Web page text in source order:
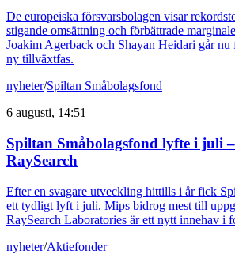
De europeiska försvarsbolagen visar
stigande omsättning och förbättrade
Joakim Agerback och Shayan Heidari går nu
ny tillväxtfas.
nyheter/Spiltan Småbolagsfond
6 augusti, 14:51
Spiltan Småbolagsfond lyfte i juli
RaySearch
Efter en svagare utveckling hittills i år fick
ett tydligt lyft i juli. Mips bidrog mest till
RaySearch Laboratories är ett nytt innehav i
nyheter/Aktiefonder